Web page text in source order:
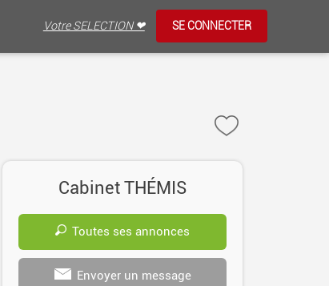
Votre SELECTION ❤ SE CONNECTER
Cabinet THÉMIS
Toutes ses annonces
Envoyer un message